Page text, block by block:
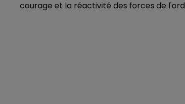
courage et la réactivité des forces de